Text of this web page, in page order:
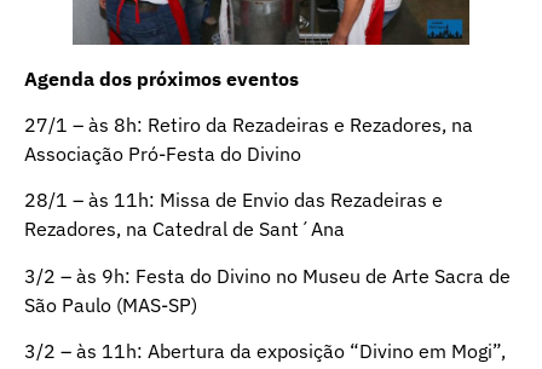
Agenda dos próximos eventos
27/1 – às 8h: Retiro da Rezadeiras e Rezadores, na
Associação Pró-Festa do Divino
28/1 – às 11h: Missa de Envio das Rezadeiras e
Rezadores, na Catedral de Sant´Ana
3/2 – às 9h: Festa do Divino no Museu de Arte Sacra de
São Paulo (MAS-SP)
3/2 – às 11h: Abertura da exposição “Divino em Mogi”,